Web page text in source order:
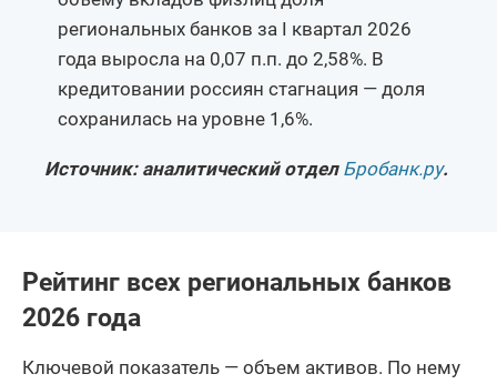
региональных банков за I квартал 2026
года выросла на 0,07 п.п. до 2,58%. В
кредитовании россиян стагнация — доля
сохранилась на уровне 1,6%.
Источник: аналитический отдел Бробанк.ру.
Рейтинг всех региональных банков
2026 года
Ключевой показатель — объем активов. По нему